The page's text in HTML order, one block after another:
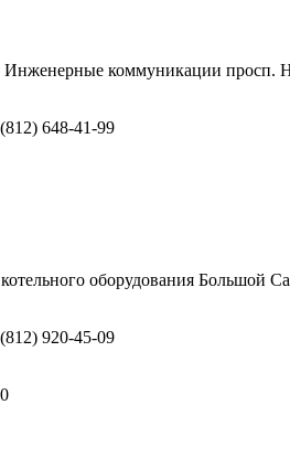
Инженерные коммуникации просп.
648-41-99
оборудования Большой
920-45-09